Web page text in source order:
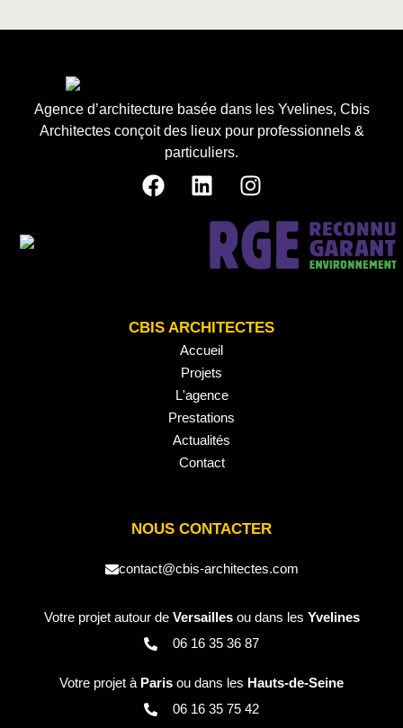
Agence d’architecture basée dans les Yvelines, Cbis
Architectes conçoit des lieux pour professionnels &
particuliers.
CBIS ARCHITECTES
Accueil
Projets
L'agence
Prestations
Actualités
Contact
NOUS CONTACTER
contact@cbis-architectes.com
Votre projet autour de Versaillesou dans les Yvelines
06 16 35 36 87
Votre projet à Paris ou dans les Hauts-de-Seine
06 16 35 75 42